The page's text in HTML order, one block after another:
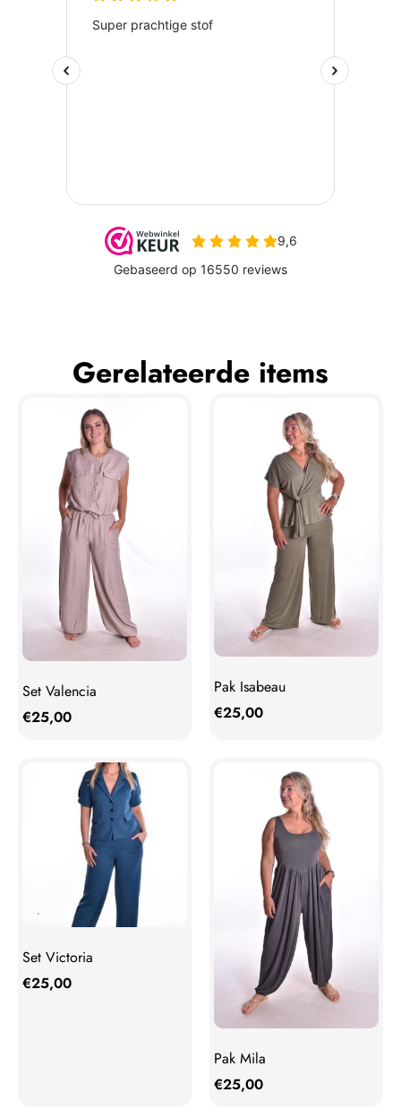
Gerelateerde items
Set Valencia
€25,00
Pak Isabeau
€25,00
Set Victoria
€25,00
Pak Mila
€25,00